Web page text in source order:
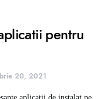
pentru
20, 2021